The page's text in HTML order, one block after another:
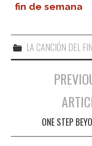
fin de semana
LA CANCIÓN DEL
Navegación de
ONE STEP